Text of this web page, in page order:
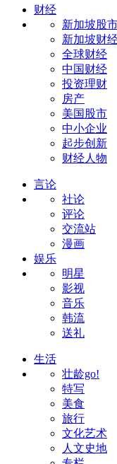
财经
新加坡股
新加坡财
全球财经
中国财经
投资理财
房产
美国股市
中小企业
起步创新
财经人物
言论
社论
评论
交流站
漫画
娱乐
明星
影视
音乐
韩流
送礼
生活
壮龄go!
特写
美食
旅行
文化艺术
人文史地